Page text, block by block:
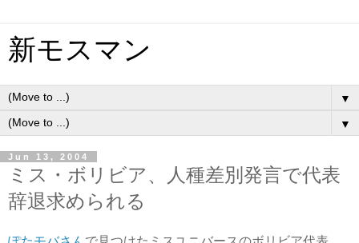
新モスマン
▼
▼
Jun 13, 2004
ミス・ボリビア、人種差別発言で代表
辞退求められる